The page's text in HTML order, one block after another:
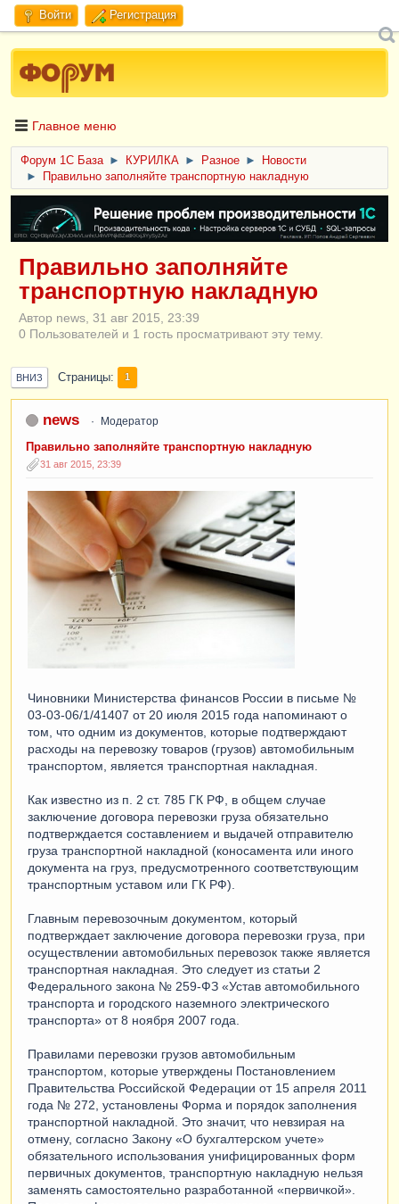
Войти Регистрация
Главное меню
Форум 1C База ► КУРИЛКА ► Разное ►
Новости
►
Правильно заполняйте транспортную накладную
ERID: CQH36pWzJqVJD4xVLsnhcU4hVPNjkBZe8KKxjJiYySyZAz
Правильно заполняйте
транспортную накладную
Автор news, 31 авг 2015, 23:39
0 Пользователей и 1 гость просматривают эту тему.
ВНИЗ Страницы 1
news Модератор
Правильно заполняйте транспортную накладную
31 авг 2015, 23:39
Чиновники Министерства финансов России в письме №
03-03-06/1/41407 от 20 июля 2015 года напоминают о
том, что одним из документов, которые подтверждают
расходы на перевозку товаров (грузов) автомобильным
транспортом, является транспортная накладная.
Как известно из п. 2 ст. 785 ГК РФ, в общем случае
заключение договора перевозки груза обязательно
подтверждается составлением и выдачей отправителю
груза транспортной накладной (коносамента или иного
документа на груз, предусмотренного соответствующим
транспортным уставом или ГК РФ).
Главным перевозочным документом, который
подтверждает заключение договора перевозки груза, при
осуществлении автомобильных перевозок также является
транспортная накладная. Это следует из статьи 2
Федерального закона № 259-ФЗ «Устав автомобильного
транспорта и городского наземного электрического
транспорта» от 8 ноября 2007 года.
Правилами перевозки грузов автомобильным
транспортом, которые утверждены Постановлением
Правительства Российской Федерации от 15 апреля 2011
года № 272, установлены Форма и порядок заполнения
транспортной накладной. Это значит, что невзирая на
отмену, согласно Закону «О бухгалтерском учете»
обязательного использования унифицированных форм
первичных документов, транспортную накладную нельзя
заменять самостоятельно разработанной «первичкой».